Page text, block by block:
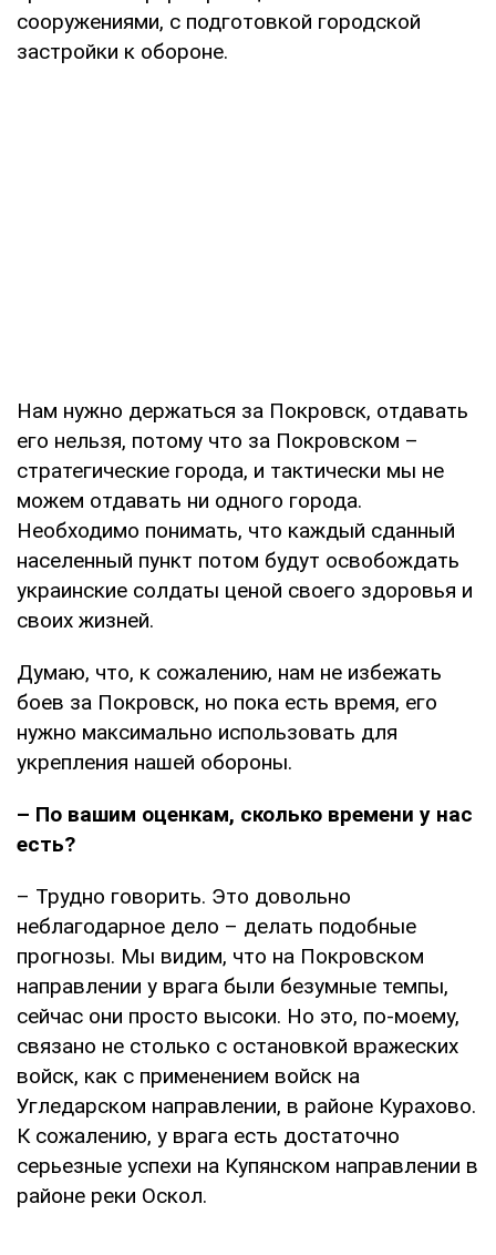
сооружениями, с подготовкой городской
застройки к обороне.
Нам нужно держаться за Покровск, отдавать
его нельзя, потому что за Покровском –
стратегические города, и тактически мы не
можем отдавать ни одного города.
Необходимо понимать, что каждый сданный
населенный пункт потом будут освобождать
украинские солдаты ценой своего здоровья и
своих жизней.
Думаю, что, к сожалению, нам не избежать
боев за Покровск, но пока есть время, его
нужно максимально использовать для
укрепления нашей обороны.
– По вашим оценкам, сколько времени у нас
есть?
– Трудно говорить. Это довольно
неблагодарное дело – делать подобные
прогнозы. Мы видим, что на Покровском
направлении у врага были безумные темпы,
сейчас они просто высоки. Но это, по-моему,
связано не столько с остановкой вражеских
войск, как с применением войск на
Угледарском направлении, в районе Курахово.
К сожалению, у врага есть достаточно
серьезные успехи на Купянском направлении в
районе реки Оскол.